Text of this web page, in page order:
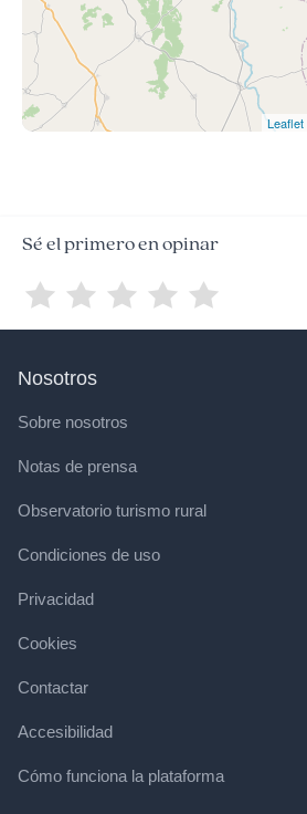
Leaflet
Sé el primero en opinar
Nosotros
Sobre nosotros
Notas de prensa
Observatorio turismo rural
Condiciones de uso
Privacidad
Cookies
Contactar
Accesibilidad
Cómo funciona la plataforma